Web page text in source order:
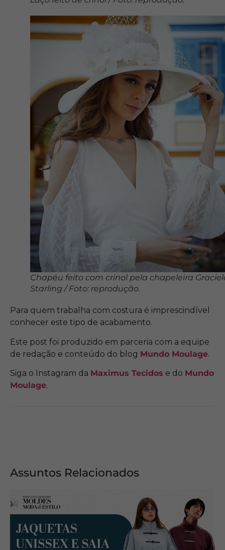
Chapéu feito com crinol pela chapeleira
Starling / Foto: reprodução.
Para quem trabalha com costura é imprescindível
conhecer este tipo de acabamento.
Este post foi produzido em parceria com a equipe
de redação e conteúdo do blog Mundo Moulage.
Siga o Instagram da Maximus Tecidos e do Mundo
Moulage.
Assuntos Relacionados